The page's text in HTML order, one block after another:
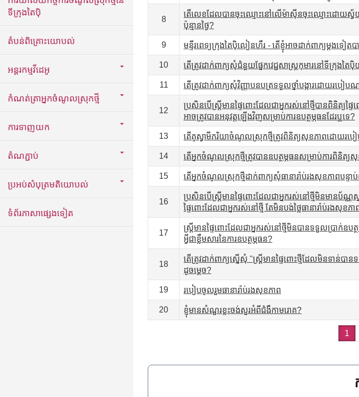
ទីក្រុងតៃប៉ិ
តំបន់ពិគ្រោះយោបល់
អន្តរកម្មវីដេអូ
កំណត់ត្រាអ្នកចំណូលស្រុកថ្មី
ការទាញយក
តំណភ្ជាប់
ប្រអប់សំបុត្រមតិយោបល់
ទំព័រភាសាផ្សេងទៀត
8
តើលេខដែលបានចុះឈ្មោះនៅលើម៉ាស៊ីនចុះឈ្មោះដោយស្វ័យប្
ប៉ុន្មានថ្ងៃ?
9 មន្ទីរពេទ្យក្រុងតៃប៉ិលៀនហឺរ - តើខ្ញុំអាចដាក់ពាក្យម្តងទៀតប
10 តើត្រូវដាក់ពាក្យសុំជំនួយផ្នែកវេជ្ជសាស្ត្រកុមារនៅទីក្រុងតៃ
11 តើត្រូវដាក់ពាក្យសុំវិញ្ញាបនបត្រទទួលថ្នាំបង្ការដោយរបៀប
12
ប្រសិនបើស្ត្រីមានផ្ទៃពោះដែលជាអ្នករស់នៅថ្មីបានពិនិត្យ
អាចត្រូវបានអនុវត្តឡើងវិញសម្រាប់ការឧបត្ថម្ភធនដែរឬទេ?
13 តើគូស្វាមីភរិយាចំណូលស្រុកថ្មីត្រូវពិនិត្យសុខភាពដោយរប
14 តើអ្នកចំណូលស្រុកថ្មីត្រូវបានឧបត្ថម្ភធនសម្រាប់ការពិនិត្
15 តើអ្នកចំណូលស្រុកថ្មីដាក់ពាក្យសុំធានារ៉ាប់រងសុខភាពបន្ទ
16
ប្រសិនបើស្ត្រីមានផ្ទៃពោះដែលជាអ្នករស់នៅថ្មីមិនមានប័ណ្ណស្
ផ្ទៃពោះដែលជាអ្នករស់នៅថ្មី តែមិនបង់ថ្លៃធានារ៉ាប់រងសុខភ
17
ស្ត្រីមានផ្ទៃពោះដែលជាអ្នករស់នៅថ្មីមិនបានទទួលប្រាក់ឧប
អ្វីជាខ្លឹមសារនៃការឧបត្ថម្ភធន?
18
តើត្រូវដាក់ពាក្យស្នើសុំ "ស្ត្រីមានផ្ទៃពោះថ្មីដែលមិនទាន់
ដូចម្តេច?
19 របៀបចូលរួមធានារ៉ាប់រងសុខភាព
20 ខ្ញុំមានសំណួរខ្លះចង់សួរអំពីជំងឺកាមរោគ?
1